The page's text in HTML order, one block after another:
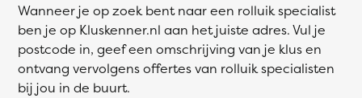
Wanneer je op zoek bent naar een rolluik specialist
ben je op Kluskenner.nl aan het juiste adres. Vul je
postcode in, geef een omschrijving van je klus en
ontvang vervolgens offertes van rolluik specialisten
bij jou in de buurt.